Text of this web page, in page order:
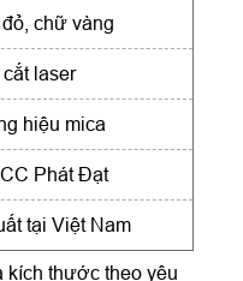
chữ vàng
cắt laser
hiệu mica
Phát Đạt
tại Việt Nam
kích thước theo yêu